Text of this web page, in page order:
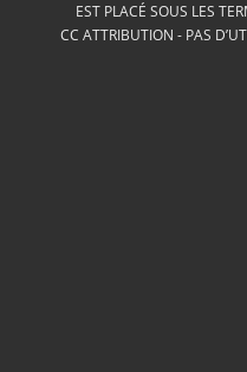
EST PLACÉ SOUS LES
CC ATTRIBUTION - PAS